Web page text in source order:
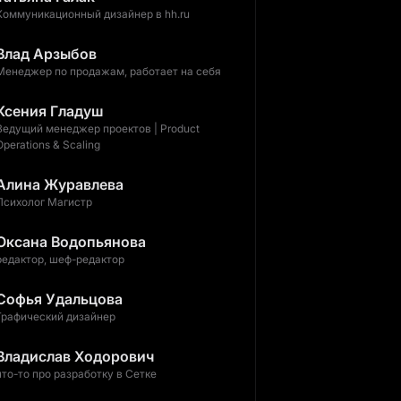
дизайнер в hh.ru
Арзыбов
по продажам, работает на себя
Гладуш
менеджер проектов | Product
& Scaling
Журавлева
Магистр
Водопьянова
шеф-редактор
Удальцова
дизайнер
Ходорович
то про разработку в Сетке